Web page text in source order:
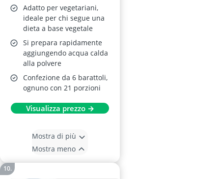
Adatto per vegetariani,
ideale per chi segue una
dieta a base vegetale
Si prepara rapidamente
aggiungendo acqua calda
alla polvere
Confezione da 6 barattoli,
ognuno con 21 porzioni
Visualizza prezzo →
Mostra di più
Mostra meno